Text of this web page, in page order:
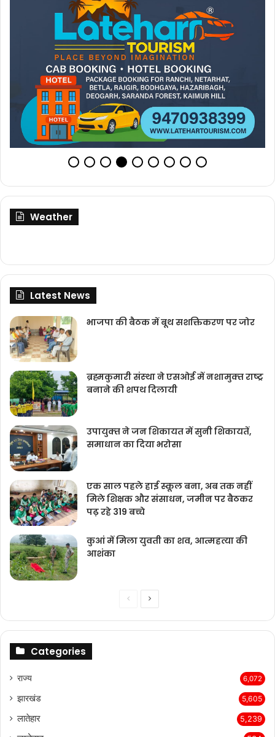
Weather
Latest News
भाजपा की बैठक में बूथ सशक्तिकरण पर जोर
ब्रह्मकुमारी संस्‍था ने एसओई में नशामुक्‍त राष्‍ट्र
बनाने की शपथ दिलायी
उपायुक्‍त ने जन शिकायत में सुनी शिकायतें,
समाधान का दिया भरोसा
एक साल पहले हाई स्कूल बना, अब तक नहीं
मिले शिक्षक और संसाधन, जमीन पर बैठकर
पढ़ रहे 319 बच्चे
कुआं में मिला युवती का शव, आत्महत्या की
आशंका
PreviousNext
Categories
राज्‍य 6,072
झारखंड 5,605
लातेहार 5,239